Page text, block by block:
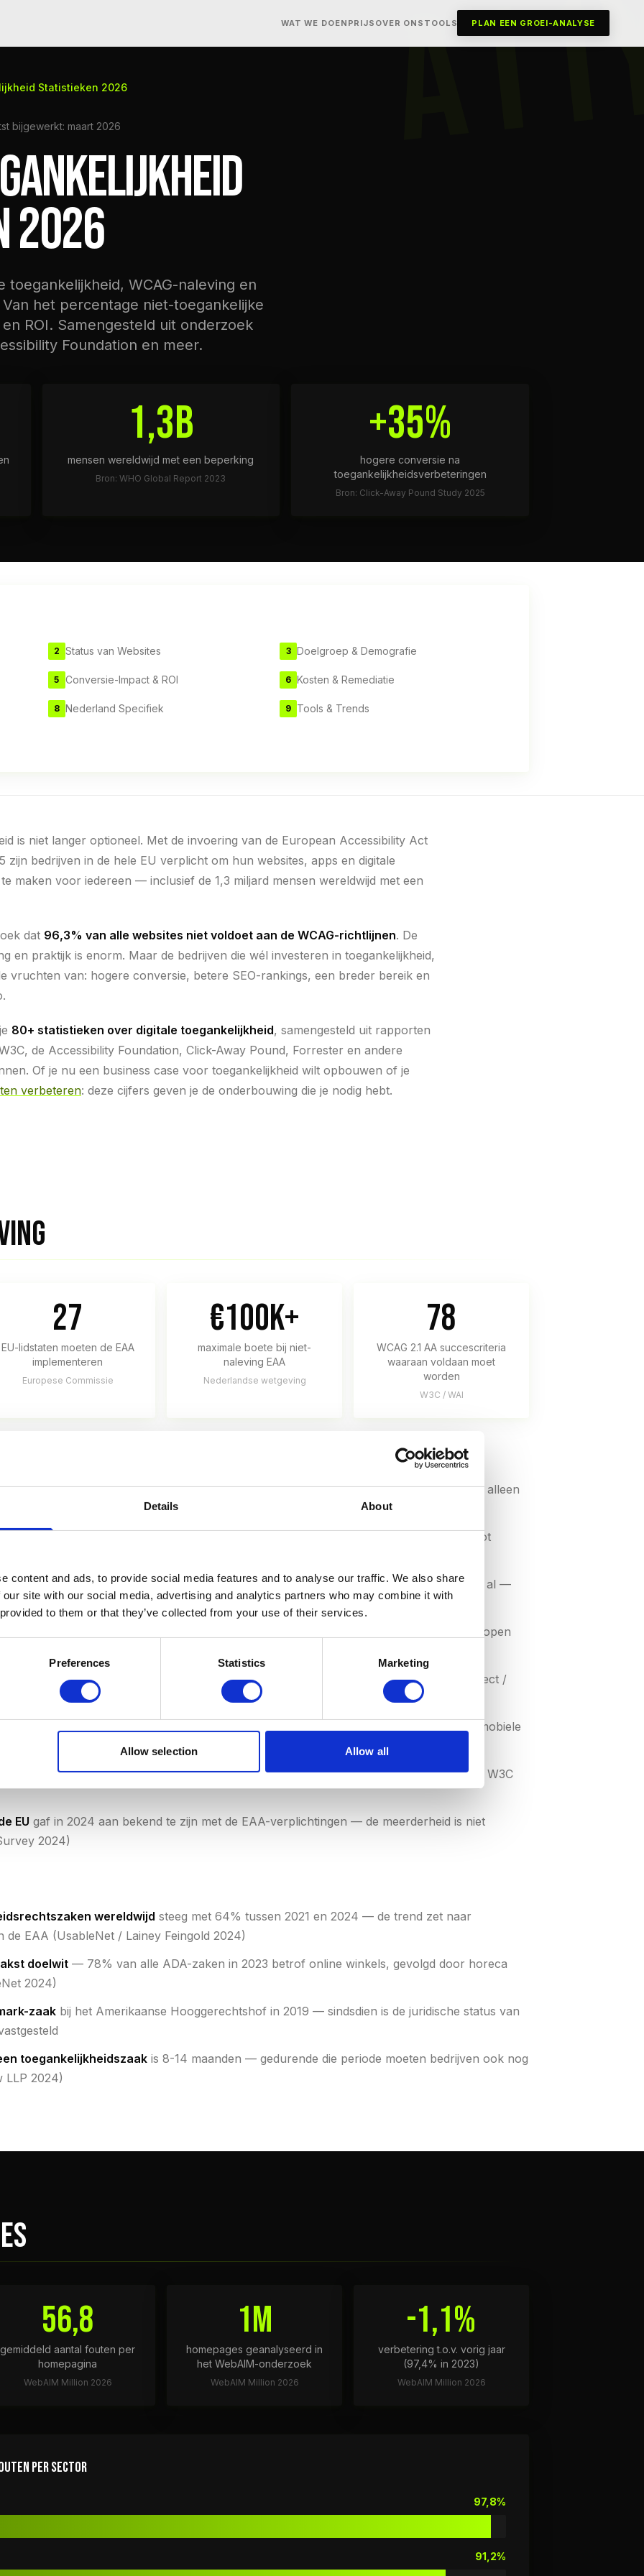
Details About
content and ads, to provide social media features and to analyse our traffic. We also share
site with our social media, advertising and analytics partners who may combine it with
to them or that they’ve collected from your use of their services.
Preferences Statistics Marketing
Allow selection Allow all
WAT WE DOEN PRIJS OVER ONS TOOLS PLAN EEN GROEI-ANALYSE
Statistieken 2026
bijgewerkt: maart 2026
2026
WCAG-naleving en
het percentage niet-toegankelijke
ROI. Samengesteld uit onderzoek
Foundation en meer.
1,3B
mensen wereldwijd met een beperking
Bron: WHO Global Report 2023
+35%
hogere conversie na
toegankelijkheidsverbeteringen
Bron: Click-Away Pound Study 2025
2 Status van Websites 3 Doelgroep & Demografie
5 Conversie-Impact & ROI 6 Kosten & Remediatie
8 Nederland Specifiek 9 Tools & Trends
is niet langer optioneel. Met de invoering van de European Accessibility Act
zijn bedrijven in de hele EU verplicht om hun websites, apps en digitale
maken voor iedereen — inclusief de 1,3 miljard mensen wereldwijd met een
dat 96,3% van alle websites niet voldoet aan de WCAG-richtlijnen. De
en praktijk is enorm. Maar de bedrijven die wél investeren in toegankelijkheid,
vruchten van: hogere conversie, betere SEO-rankings, een breder bereik en
80+ statistieken over digitale toegankelijkheid, samengesteld uit rapporten
de Accessibility Foundation, Click-Away Pound, Forrester en andere
Of je nu een business case voor toegankelijkheid wilt opbouwen of je
verbeteren: deze cijfers geven je de onderbouwing die je nodig hebt.
27
EU-lidstaten moeten de EAA
implementeren
Europese Commissie
€100K+
maximale boete bij niet-
naleving EAA
Nederlandse wetgeving
78
WCAG 2.1 AA succescriteria
waaraan voldaan moet
worden
W3C / WAI
10+ medewerkers of €2M+ omzet— micro-ondernemingen zijn uitgezonderd, maar alleen
(Europese Commissie 2025)
bedrijven
valt onder de EAA-verplichtingen — van e-commerce en bankdiensten tot
Forum 2025)
(ADA) leidde tot 4.605 digitale toegankelijkheidsrechtszaken in de VS in 2023 alleen al —
2018 (UsableNet 2024)
schikking $25.000-$75.000
— exclusief advocaatkosten en remediatie. Bij herhaling lopen
Shaw LLP 2024)
in 2024 al nationale wetgeving voor digitale toegankelijkheid, los van de EAA (Zero Project /
verwijst rechtstreeks naar WCAG 2.1 niveau AA als de minimumeis voor websites en mobiele
bovenop de 78 criteria van WCAG 2.1 — gepubliceerd in oktober 2023 door het W3C
EU gaf in 2024 aan bekend te zijn met de EAA-verplichtingen — de meerderheid is niet
2024)
wereldwijd steeg met 64% tussen 2021 en 2024 — de trend zet naar
EAA (UsableNet / Lainey Feingold 2024)
doelwit — 78% van alle ADA-zaken in 2023 betrof online winkels, gevolgd door horeca
2024)
zaak bij het Amerikaanse Hooggerechtshof in 2019 — sindsdien is de juridische status van
toegankelijkheidszaak is 8-14 maanden — gedurende die periode moeten bedrijven ook nog
LLP 2024)
56,8
gemiddeld aantal fouten per
homepagina
WebAIM Million 2026
1M
homepages geanalyseerd in
het WebAIM-onderzoek
WebAIM Million 2026
-1,1%
verbetering t.o.v. vorig jaar
(97,4% in 2023)
WebAIM Million 2026
PER SECTOR
97,8%
91,2%